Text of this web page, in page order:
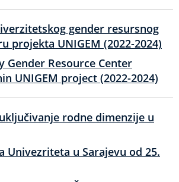
gender resursnog
projekta UNIGEM (2022-2024)
Gender Resource Center
UNIGEM project (2022-2024)
rodne dimenzije u
Univezriteta u Sarajevu od 25.